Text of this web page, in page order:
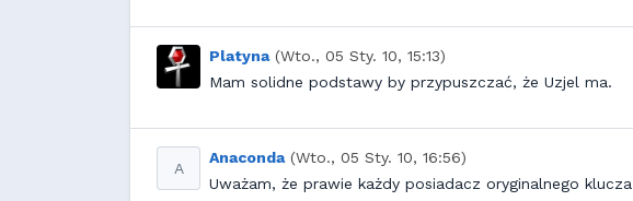
Platyna (Wto., 05 Sty. 10, 15:13)
Mam solidne podstawy by przypuszczać, że Uzjel ma.
A
Anaconda (Wto., 05 Sty. 10, 16:56)
Uważam, że prawie każdy posiadacz oryginalnego